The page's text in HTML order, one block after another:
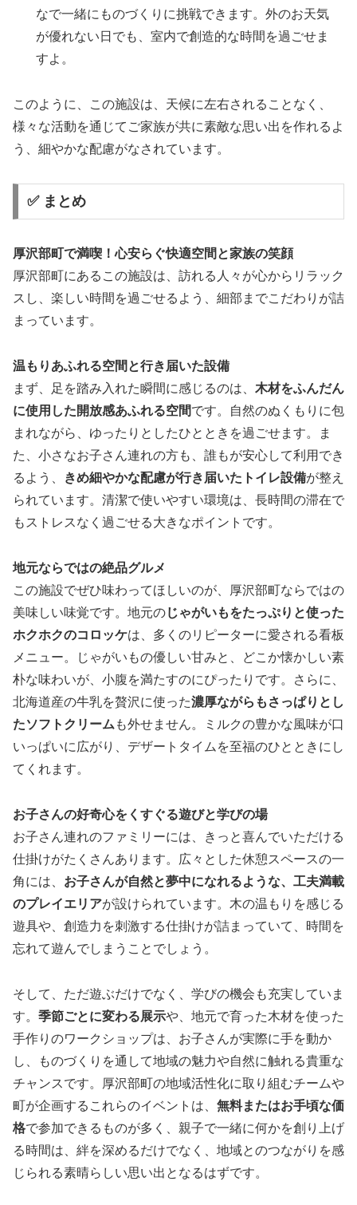
なで一緒にものづくりに挑戦できます。外のお天気
が優れない日でも、室内で創造的な時間を過ごせま
すよ。
このように、この施設は、天候に左右されることなく、
様々な活動を通じてご家族が共に素敵な思い出を作れるよ
う、細やかな配慮がなされています。
✅ まとめ
厚沢部町で満喫！心安らぐ快適空間と家族の笑顔
厚沢部町にあるこの施設は、訪れる人々が心からリラック
スし、楽しい時間を過ごせるよう、細部までこだわりが詰
まっています。
温もりあふれる空間と行き届いた設備
まず、足を踏み入れた瞬間に感じるのは、 木材をふんだん
に使用した開放感あふれる空間です。自然のぬくもりに包
まれながら、ゆったりとしたひとときを過ごせます。ま
た、小さなお子さん連れの方も、誰もが安心して利用でき
るよう、
きめ細やかな配慮が行き届いたトイレ設備が整え
られています。清潔で使いやすい環境は、長時間の滞在で
もストレスなく過ごせる大きなポイントです。
地元ならではの絶品グルメ
この施設でぜひ味わってほしいのが、厚沢部町ならではの
美味しい味覚です。地元のじゃがいもをたっぷりと使った
ホクホクのコロッケは、多くのリピーターに愛される看板
メニュー。じゃがいもの優しい甘みと、どこか懐かしい素
朴な味わいが、小腹を満たすのにぴったりです。さらに、
北海道産の牛乳を贅沢に使った濃厚ながらもさっぱりとし
たソフトクリーム も外せません。ミルクの豊かな風味が口
いっぱいに広がり、デザートタイムを至福のひとときにし
てくれます。
お子さんの好奇心をくすぐる遊びと学びの場
お子さん連れのファミリーには、きっと喜んでいただける
仕掛けがたくさんあります。広々とした休憩スペースの一
角には、 お子さんが自然と夢中になれるような、工夫満載
のプレイエリアが設けられています。木の温もりを感じる
遊具や、創造力を刺激する仕掛けが詰まっていて、時間を
忘れて遊んでしまうことでしょう。
そして、ただ遊ぶだけでなく、学びの機会も充実していま
す。 季節ごとに変わる展示や、地元で育った木材を使った
手作りのワークショップは、お子さんが実際に手を動か
し、ものづくりを通して地域の魅力や自然に触れる貴重な
チャンスです。厚沢部町の地域活性化に取り組むチームや
町が企画するこれらのイベントは、 無料またはお手頃な価
格で参加できるものが多く、親子で一緒に何かを創り上げ
る時間は、絆を深めるだけでなく、地域とのつながりを感
じられる素晴らしい思い出となるはずです。